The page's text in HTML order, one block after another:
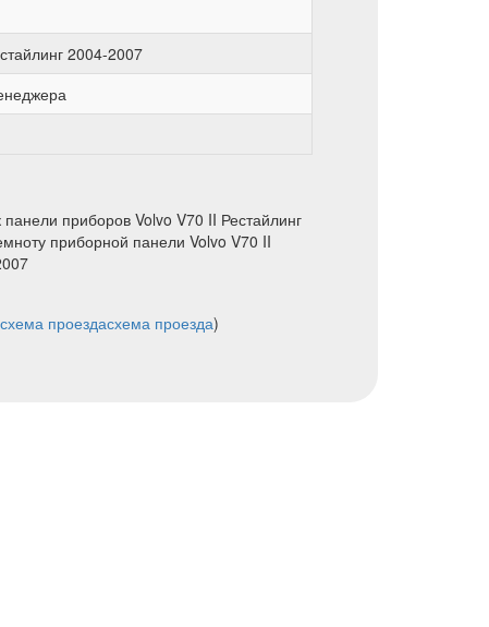
2004-2007
приборов Volvo V70 II Рестайлинг
приборной панели Volvo V70 II
схема проездасхема проезда)